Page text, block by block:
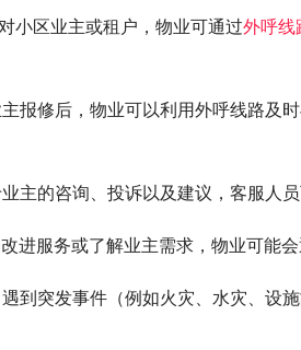
小区业主或租户，物业可通过外呼线
报修后，物业可以利用外呼线路及
主的咨询、投诉以及建议，客服人
进服务或了解业主需求，物业可能
到突发事件（例如火灾、水灾、设